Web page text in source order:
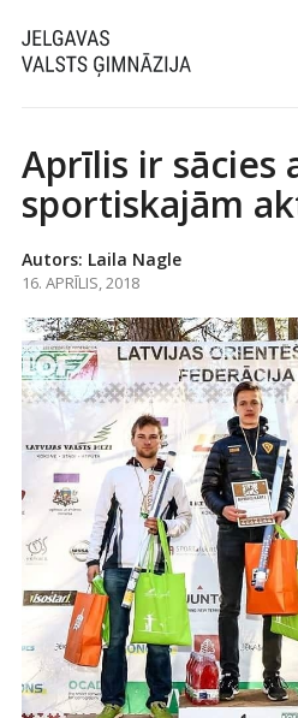
Aprīlis ir sācies
sportiskajām
Autors: Laila Nagle
16. APRĪLIS, 2018